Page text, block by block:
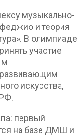
музыкально-
и теория
В олимпиаде
участие
искусства,
первый
на базе ДМШ и